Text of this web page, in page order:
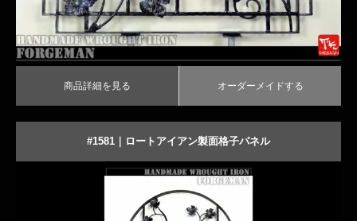
商品詳細を見る オーダーメイドする
#1581｜ロートアイアン製面格子パネル
繊細な飾りが美しいアイアン面格子